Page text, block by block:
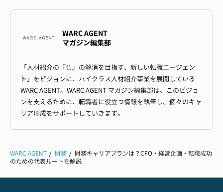
WARC AGENT
マガジン編集部
「人材紹介の『負』の解消を目指す、新しい転職エージェン
ト」をビジョンに、ハイクラス人材紹介事業を展開している
WARC AGENT。WARC AGENT マガジン編集部は、このビジョ
ンを支えるために、転職者に役立つ情報を執筆し、個々のキャ
リア形成をサポートしていきます。
WARC AGENT 財務
財務キャリアプランは？CFO・経営企画・転職成功
のための代表ルートを解説